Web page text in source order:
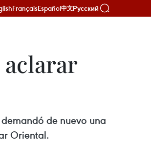
FrançaisEspañol中文Русский
de nuevo una
Oriental.